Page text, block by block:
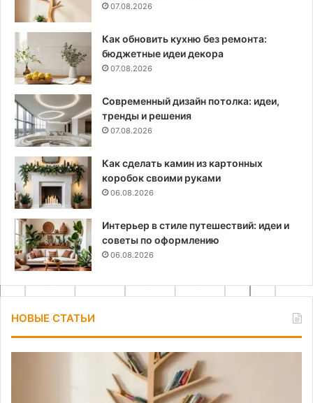
07.08.2026
Как обновить кухню без ремонта:
бюджетные идеи декора
07.08.2026
Современный дизайн потолка: идеи,
тренды и решения
07.08.2026
Как сделать камин из картонных
коробок своими руками
06.08.2026
Интерьер в стиле путешествий: идеи и
советы по оформлению
06.08.2026
НОВЫЕ СТАТЬИ